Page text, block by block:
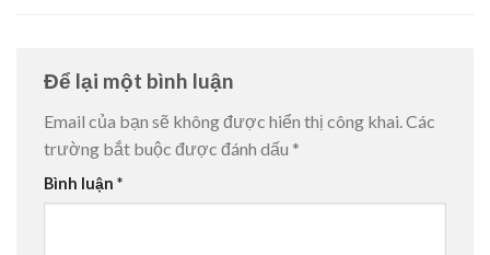
Để lại một bình luận
Email của bạn sẽ không được hiển thị công khai.Các
trường bắt buộc được đánh dấu *
Bình luận *